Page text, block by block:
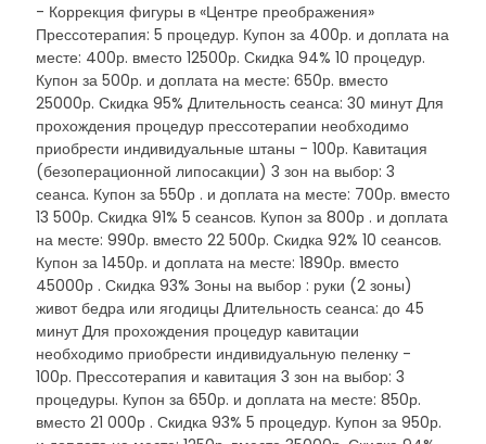
- Коррекция фигуры в «Центре преображения»
Прессотерапия: 5 процедур. Купон за 400р. и доплата на
месте: 400р. вместо 12500р. Скидка 94% 10 процедур.
Купон за 500р. и доплата на месте: 650р. вместо
25000р. Скидка 95% Длительность сеанса: 30 минут Для
прохождения процедур прессотерапии необходимо
приобрести индивидуальные штаны - 100р. Кавитация
(безоперационной липосакции) 3 зон на выбор: 3
сеанса. Купон за 550р . и доплата на месте: 700р. вместо
13 500р. Скидка 91% 5 сеансов. Купон за 800р . и доплата
на месте: 990р. вместо 22 500р. Скидка 92% 10 сеансов.
Купон за 1450р. и доплата на месте: 1890р. вместо
45000р . Скидка 93% Зоны на выбор : руки (2 зоны)
живот бедра или ягодицы Длительность сеанса: до 45
минут Для прохождения процедур кавитации
необходимо приобрести индивидуальную пеленку -
100р. Прессотерапия и кавитация 3 зон на выбор: 3
процедуры. Купон за 650р. и доплата на месте: 850р.
вместо 21 000р . Скидка 93% 5 процедур. Купон за 950р.